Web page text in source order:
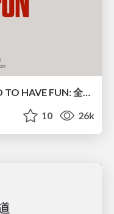
WHOLENESS, REPAIRING, AND TO HAVE FUN: 全体性、修復、そして楽しむこと
10 26k